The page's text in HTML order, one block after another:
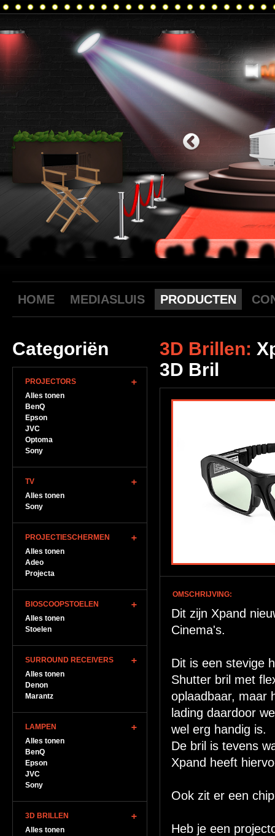
HOME MEDIASLUIS PRODUCTEN
Categoriën
PROJECTORS
Alles tonen
BenQ
Epson
JVC
Optoma
Sony
TV
Alles tonen
Sony
PROJECTIESCHERMEN
Alles tonen
Adeo
Projecta
BIOSCOOPSTOELEN
Alles tonen
Stoelen
SURROUND RECEIVERS
Alles tonen
Denon
Marantz
LAMPEN
Alles tonen
BenQ
Epson
JVC
Sony
3D BRILLEN
Alles tonen
3D Brillen:
3D Bril
OMSCHRIJVING:
Dit zijn Xpand
Cinema's.
Dit is een stevige
Shutter bril met
oplaadbaar, maar
lading daardoor
wel erg handig is.
De bril is tevens
Xpand heeft
Ook zit er een
Heb je een